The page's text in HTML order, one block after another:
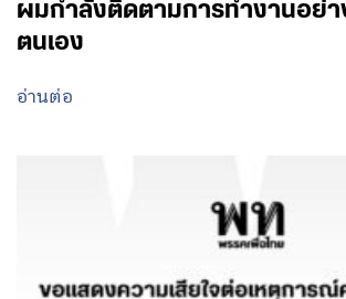
ผมกำลังติดตามการทำงานอย่า
ตนเอง
อ่านต่อ